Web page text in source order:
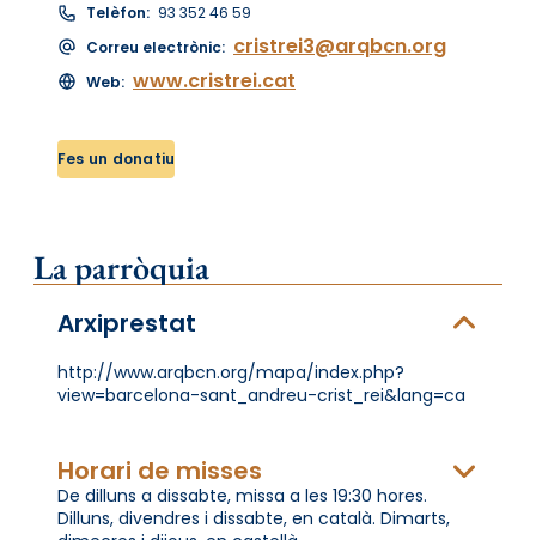
Telèfon: 93 352 46 59
Correu electrònic: cristrei3@arqbcn.org
Web: www.cristrei.cat
Fes un donatiu
La parròquia
Arxiprestat
http://www.arqbcn.org/mapa/index.php?
view=barcelona-sant_andreu-crist_rei&lang=ca
Horari de misses
De dilluns a dissabte, missa a les 19:30 hores.
Dilluns, divendres i dissabte, en català. Dimarts,